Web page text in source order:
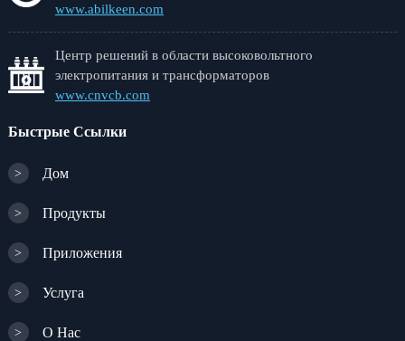
www.abilkeen.com
Центр решений в области высоковольтного
электропитания и трансформаторов
www.cnvcb.com
Быстрые Ссылки
> Дом
> Продукты
> Приложения
> Услуга
> О Нас